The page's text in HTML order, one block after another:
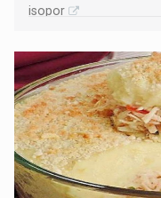
isopor